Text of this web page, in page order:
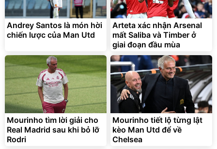
Andrey Santos là món hời
chiến lược của Man Utd
Arteta xác nhận Arsenal
mất Saliba và Timber ở
giai đoạn đầu mùa
Mourinho tìm lời giải cho
Real Madrid sau khi bỏ lỡ
Rodri
Mourinho tiết lộ từng lật
kèo Man Utd để về
Chelsea